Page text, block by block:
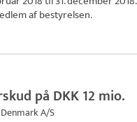
af bestyrelsen.
på DKK 12 mio.
A/S